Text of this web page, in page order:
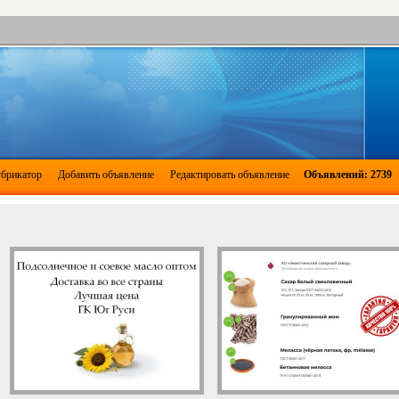
Добавить объявление Редактировать объявление Объявлений: 2739